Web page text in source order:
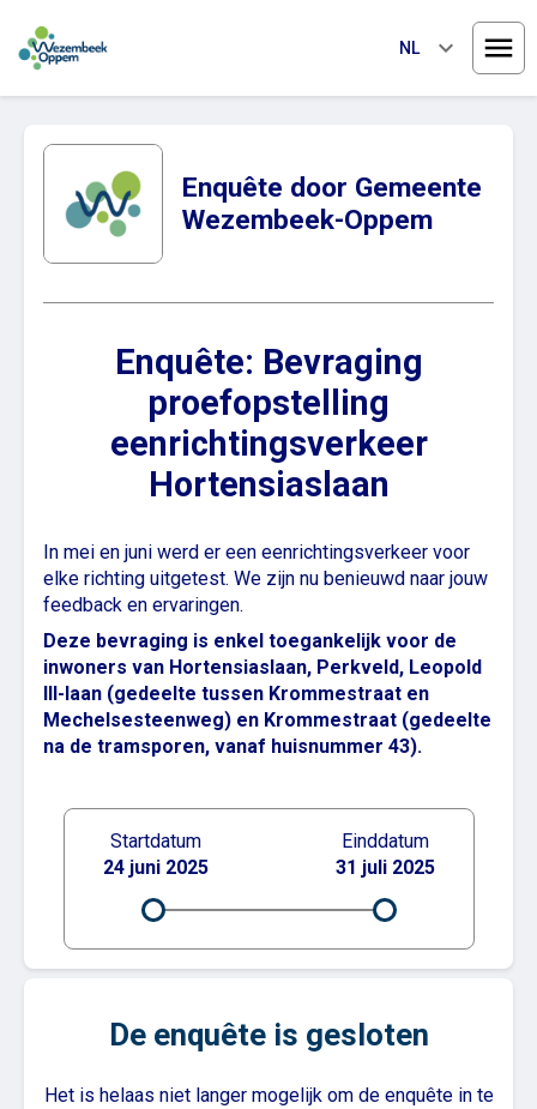
NL keyboard_arrow_down
Enquête door Gemeente
Wezembeek-Oppem
Enquête: Bevraging
proefopstelling
eenrichtingsverkeer
Hortensiaslaan
In mei en juni werd er een eenrichtingsverkeer voor
elke richting uitgetest. We zijn nu benieuwd naar jouw
feedback en ervaringen.
Deze bevraging is enkel toegankelijk voor de
inwoners van Hortensiaslaan, Perkveld, Leopold
III-laan (gedeelte tussen Krommestraat en
Mechelsesteenweg) en Krommestraat (gedeelte
na de tramsporen, vanaf huisnummer 43).
Startdatum
24 juni 2025
Einddatum
31 juli 2025
De enquête is gesloten
Het is helaas niet langer mogelijk om de enquête in te